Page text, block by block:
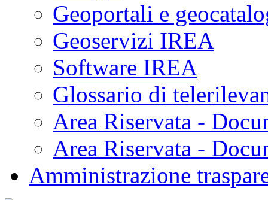
Geoportali e
Geoservizi IREA
Software IREA
Glossario di
Area Riservata -
Area Riservata -
Amministrazione